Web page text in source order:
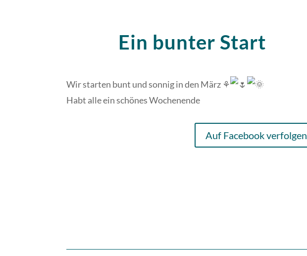
Ein bunter Start
Wir starten bunt und sonnig in den März ⚘️
Habt alle ein schönes Wochenende
Auf Facebook verfolgen